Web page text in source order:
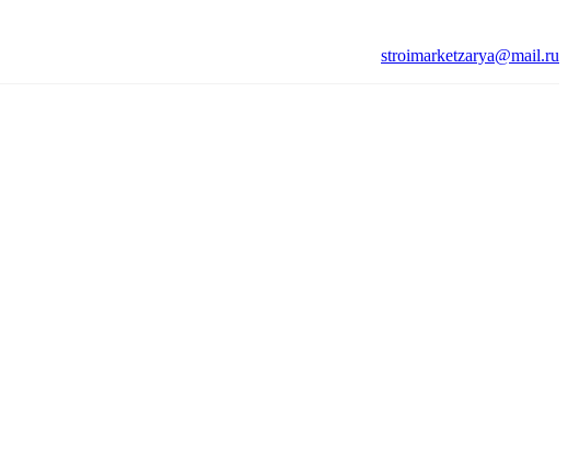
stroimarketzarya@mail.ru